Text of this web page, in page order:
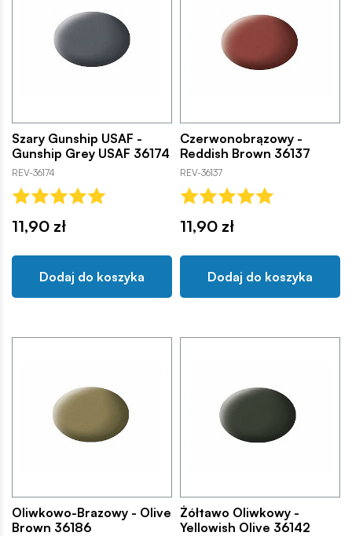
Szary Gunship USAF -
Gunship Grey USAF 36174
REV-36174
11,90 zł
Dodaj do koszyka
Czerwonobrązowy -
Reddish Brown 36137
REV-36137
11,90 zł
Dodaj do koszyka
Oliwkowo-Brazowy - Olive
Brown 36186
Żółtawo Oliwkowy -
Yellowish Olive 36142